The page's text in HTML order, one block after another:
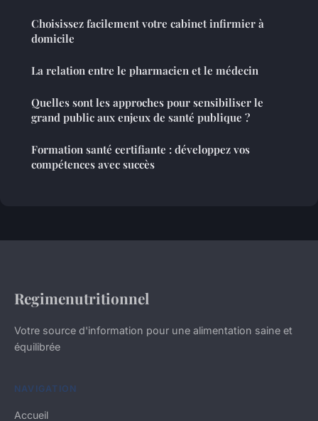
Choisissez facilement votre cabinet infirmier à
domicile
La relation entre le pharmacien et le médecin
Quelles sont les approches pour sensibiliser le
grand public aux enjeux de santé publique ?
Formation santé certifiante : développez vos
compétences avec succès
Regimenutritionnel
Votre source d'information pour une alimentation saine et
équilibrée
NAVIGATION
Accueil